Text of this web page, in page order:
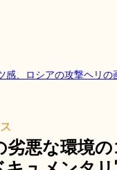
感、ロシアの攻撃ヘリの
劣悪な環境